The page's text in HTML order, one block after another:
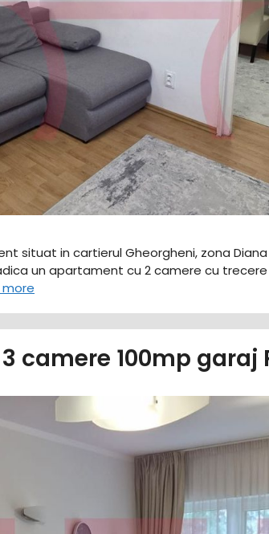
situat in cartierul Gheorgheni, zona
un apartament cu 2 camere cu
more
camere 100mp garaj